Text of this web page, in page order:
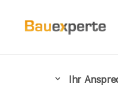
Ihr